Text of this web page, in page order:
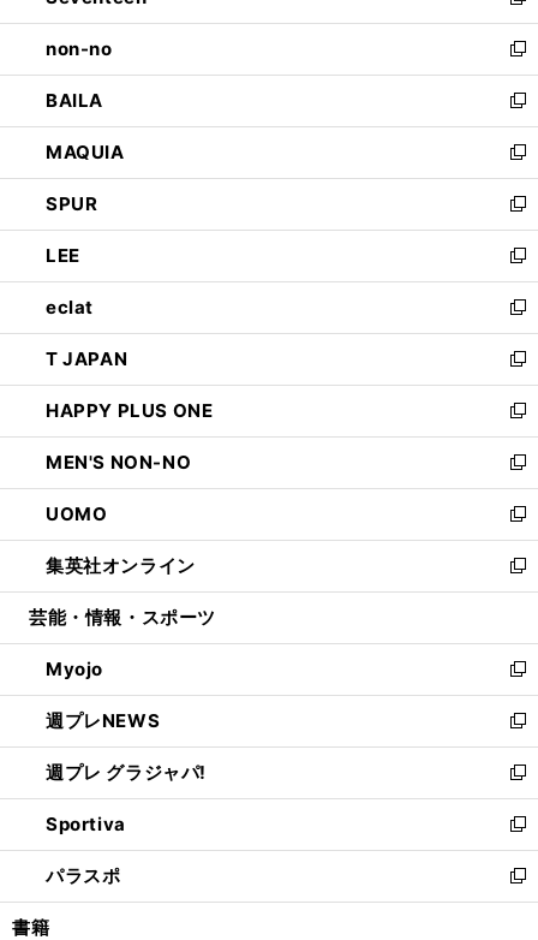
開
く
ウ
で
開
く
し
い
ウ
ィ
ン
ド
ウ
で
開
く
non-no
新
し
い
ウ
ィ
ン
ド
ウ
で
開
く
BAILA
新
し
い
ウ
ィ
ン
ド
ウ
で
開
く
MAQUIA
新
し
い
ウ
ィ
ン
ド
ウ
で
開
く
SPUR
新
し
い
ウ
ィ
ン
ド
ウ
で
開
く
LEE
新
し
い
ウ
ィ
ン
ド
ウ
で
開
く
eclat
新
し
い
ウ
ィ
ン
ド
ウ
で
開
く
T JAPAN
新
し
い
ウ
ィ
ン
ド
ウ
で
開
HAPPY PLUS ONE
新
し
い
ウ
ィ
ン
ド
ウ
開
く
MEN'S NON-NO
新
し
い
ウ
ィ
ン
ウ
で
開
く
UOMO
新
し
い
ウ
ン
ド
ウ
で
開
く
集英社オンライン
新
し
ウ
ィ
ン
ド
ウ
で
開
く
芸能・情報・スポーツ
Myojo
新
し
い
ウ
ィ
ン
ド
ウ
で
開
週プレNEWS
新
し
い
ウ
ィ
ン
ド
ウ
週プレ グラジャパ!
新
し
い
ウ
ィ
ン
Sportiva
新
し
い
ウ
パラスポ
新
し
書籍